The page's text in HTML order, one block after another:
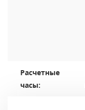
Расчетные
часы: